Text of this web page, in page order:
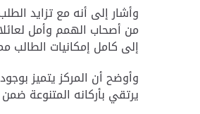
من أصحاب الهمم وأمل
إلى كامل إمكانيات الطالب
وأوضح أن المركز يتميز
يرتقي بأركانه المتنوعة